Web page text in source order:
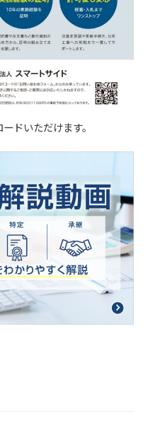
化した上で当該スコア
管理するための措置】
最新の内容に保つよう
ざん・漏えい・滅失及
従業員及び役員に対し
についても定期的に
提供について】
ンに別段の定めがある
で第三者に個人情報を
。
示、訂正】
開示を求められたとき
訂正、追加、削除、利
よりご連絡ください。
ドいただけます。